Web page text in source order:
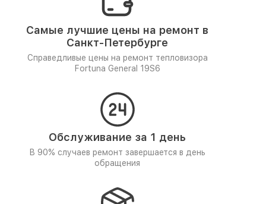
Самые лучшие цены на ремонт в
Санкт-Петербурге
Справедливые цены на ремонт тепловизора
Fortuna General 19S6
Обслуживание за 1 день
В 90% случаев ремонт завершается в день
обращения